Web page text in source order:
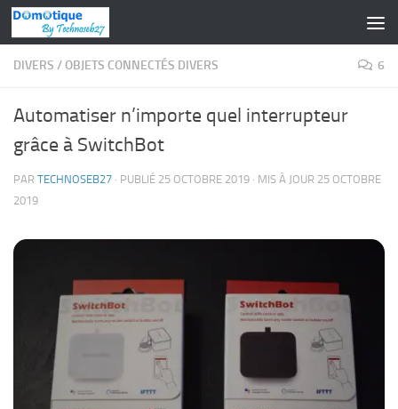
Skip to content
DIVERS /OBJETS CONNECTÉS DIVERS 6
Automatiser n’importe quel interrupteur
grâce à SwitchBot
PAR TECHNOSEB27 · PUBLIÉ 25 OCTOBRE 2019 · MIS À JOUR 25 OCTOBRE
2019